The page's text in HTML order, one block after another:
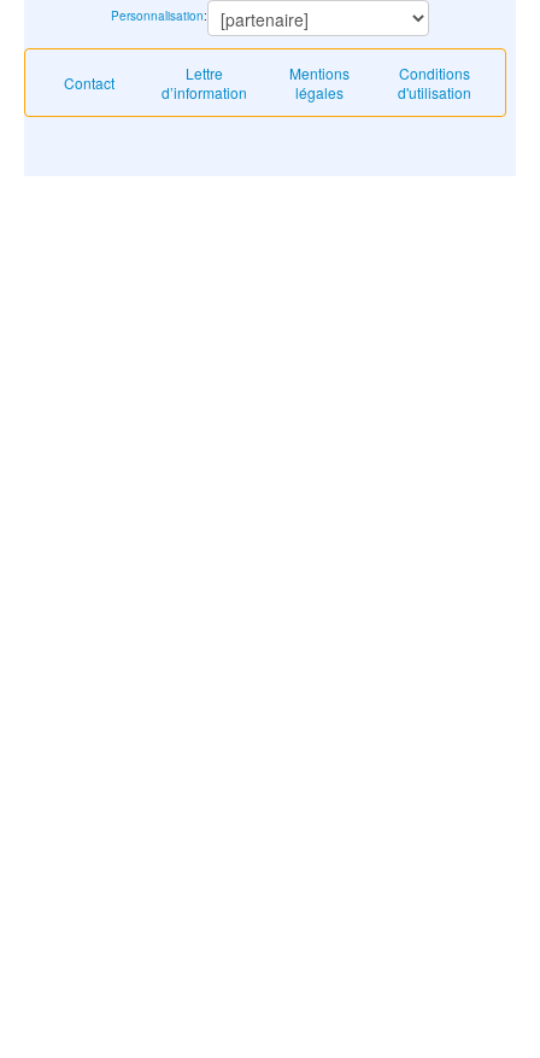
Contact
Lettre
d’information
Mentions
légales
Conditions
d'utilisation
Personnalisation: